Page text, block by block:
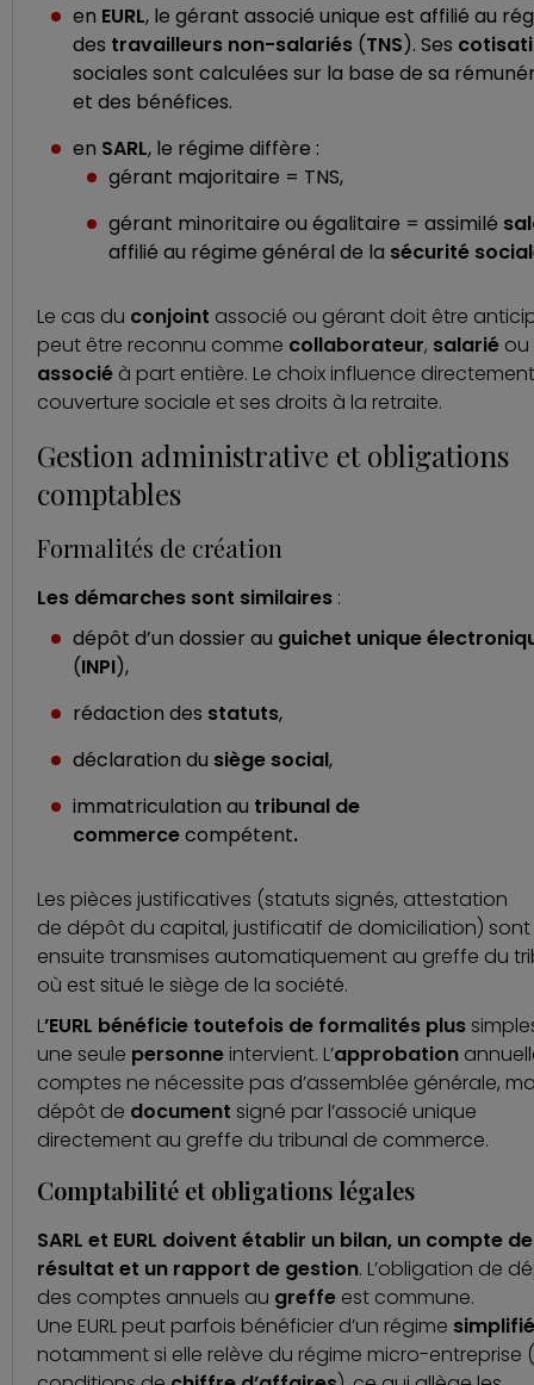
en EURL, le gérant associé unique est affilié au
des travailleurs non-salariés (TNS). Ses
sociales sont calculées sur la base de sa
et des bénéfices.
en SARL, le régime diffère :
gérant majoritaire = TNS,
gérant minoritaire ou égalitaire = assimilé
affilié au régime général de la sécurité
Le cas du conjoint associé ou gérant doit être
peut être reconnu comme collaborateur, salarié ou
associé à part entière. Le choix influence
couverture sociale et ses droits à la retraite.
Gestion administrative et obligations
comptables
Formalités de création
Les démarches sont similaires :
dépôt d’un dossier au guichet unique
(INPI),
rédaction des statuts,
déclaration du siège social,
immatriculation au tribunal de
commercecompétent.
Les pièces justificatives (statuts signés, attestation
de dépôt du capital, justificatif de domiciliation) sont
ensuite transmises automatiquement au greffe du
où est situé le siège de la société.
L’EURL bénéficie toutefois de formalités plus
une seule personne intervient. L’approbation
comptes ne nécessite pas d’assemblée générale,
dépôt de document signé par l’associé unique
directement au greffe du tribunal de commerce.
Comptabilité et obligations légales
SARL et EURL doivent établir un bilan, un compte de
résultat et un rapport de gestion. L’obligation de
des comptes annuels au greffe est commune.
Une EURL peut parfois bénéficier d’un régime simplifié
notamment si elle relève du régime micro-entreprise